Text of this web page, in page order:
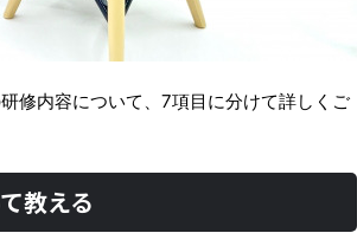
修内容について、7項目に分けて詳しくご
教える